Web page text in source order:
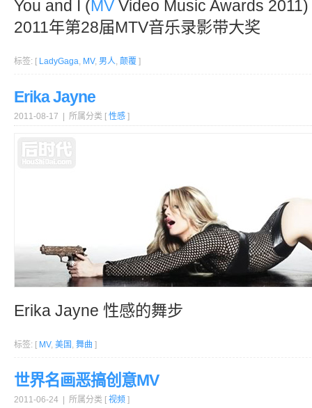
You and I (MV Video Music Awards
2011年第28届MTV音乐录影带大奖
标签: [ LadyGaga, MV, 男人, 颠覆 ]
Erika Jayne
2011-08-17 | 所属分类 [ 性感 ]
Erika Jayne 性感的舞步
标签: [ MV, 美国 , 舞曲 ]
世界名画恶搞创意MV
2011-06-24 | 所属分类 [ 视频 ]